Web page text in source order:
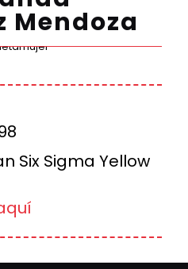
Mendoza
Six Sigma Yellow